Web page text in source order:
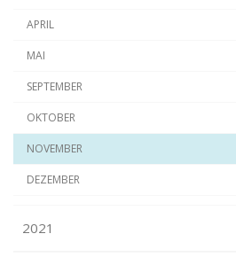
APRIL
MAI
SEPTEMBER
OKTOBER
NOVEMBER
DEZEMBER
2021